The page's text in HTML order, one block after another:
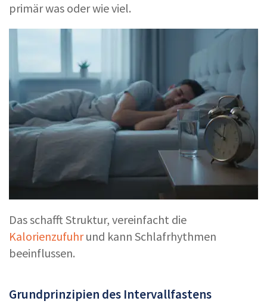
primär was oder wie viel.
Das schafft Struktur, vereinfacht die
Kalorienzufuhrund kann Schlafrhythmen
beeinflussen.
Grundprinzipien des Intervallfastens